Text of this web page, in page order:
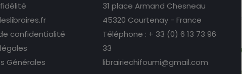
confidentialité
Générales
31 place Armand Chesneau
45320 Courtenay - France
Téléphone : + 33 (0) 6 13 73 96
33
librairiechifoumi@gmail.com